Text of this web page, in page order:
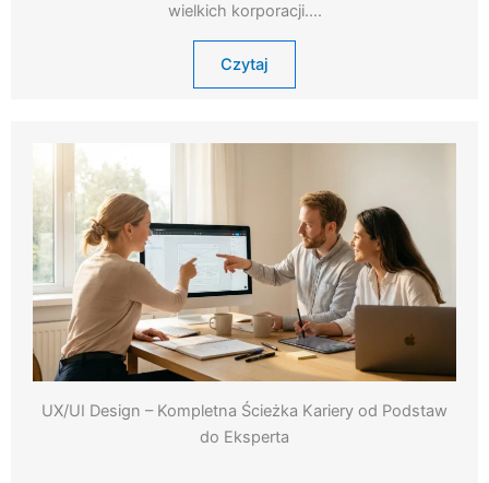
wielkich korporacji….
Czytaj
UX/UI Design – Kompletna Ścieżka Kariery od Podstaw
do Eksperta